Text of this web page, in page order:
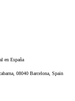
en España
08040 Barcelona, Spain